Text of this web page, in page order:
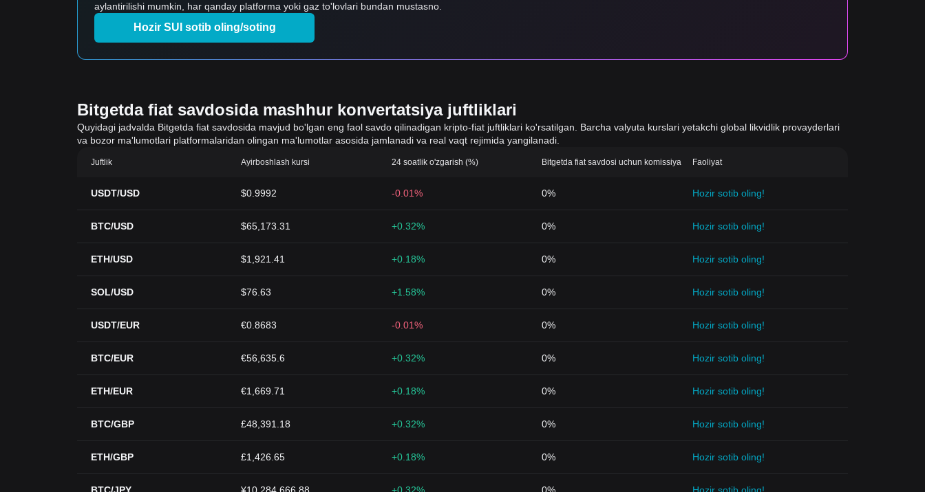
aylantirilishi mumkin, har qanday platforma yoki gaz to'lovlari bundan mustasno.
Hozir SUI sotib oling/soting
Bitgetda fiat savdosida mashhur konvertatsiya juftliklari
Quyidagi jadvalda Bitgetda fiat savdosida mavjud bo'lgan eng faol savdo qilinadigan kripto-fiat juftliklari ko'rsatilgan. Barcha valyuta kurslari yetakchi global likvidlik provayderlari
va bozor ma'lumotlari platformalaridan olingan ma'lumotlar asosida jamlanadi va real vaqt rejimida yangilanadi.
Juftlik Ayirboshlash kursi 24 soatlik o'zgarish (%) Bitgetda fiat savdosi uchun komissiya Faoliyat
USDT/USD $0.9992 -0.01% 0% Hozir sotib oling!
BTC/USD $65,173.31 +0.32% 0% Hozir sotib oling!
ETH/USD $1,921.41 +0.18% 0% Hozir sotib oling!
SOL/USD $76.63 +1.58% 0% Hozir sotib oling!
USDT/EUR €0.8683 -0.01% 0% Hozir sotib oling!
BTC/EUR €56,635.6 +0.32% 0% Hozir sotib oling!
ETH/EUR €1,669.71 +0.18% 0% Hozir sotib oling!
BTC/GBP £48,391.18 +0.32% 0% Hozir sotib oling!
ETH/GBP £1,426.65 +0.18% 0% Hozir sotib oling!